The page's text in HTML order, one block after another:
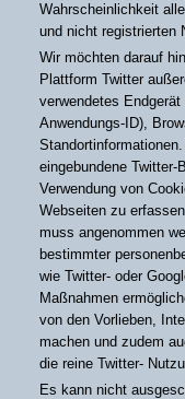
Wahrscheinlichkeit
und nicht registrierten
Wir möchten darauf
Plattform Twitter
verwendetes
Anwendungs-ID),
eingebundene
Verwendung von
Webseiten zu
muss angenommen
bestimmter
wie Twitter- oder
Maßnahmen
von den Vorlieben,
machen und zudem
die reine Twitter-
Es kann nicht